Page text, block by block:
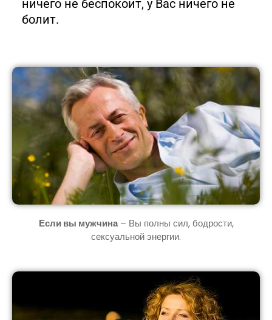
ничего не беспокоит, у Вас ничего не
болит.
Если вы мужчина– Вы полны сил, бодрости,
сексуальной энергии.